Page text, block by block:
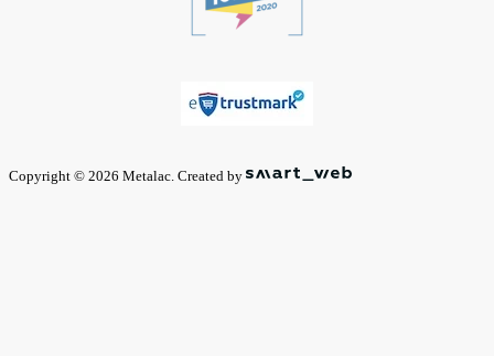
Copyright © 2026 Metalac. Created by